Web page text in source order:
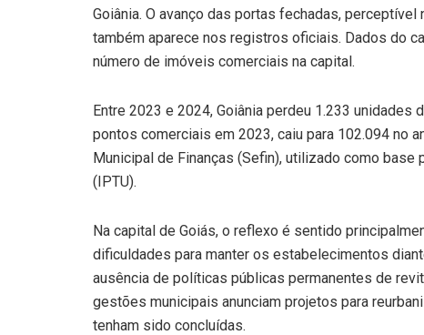
Goiânia. O avanço das portas fechadas,
também aparece nos registros oficiais. Dados do
número de imóveis comerciais na capital.
Entre 2023 e 2024, Goiânia perdeu 1.233
pontos comerciais em 2023, caiu para 102.094 no
Municipal de Finanças (Sefin), utilizado como base
(IPTU).
Na capital de Goiás, o reflexo é sentido
dificuldades para manter os estabelecimentos
ausência de políticas públicas permanentes de
gestões municipais anunciam projetos para
tenham sido concluídas.